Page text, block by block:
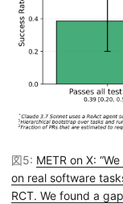
図5: METR on X:
on real software
RCT. We found a